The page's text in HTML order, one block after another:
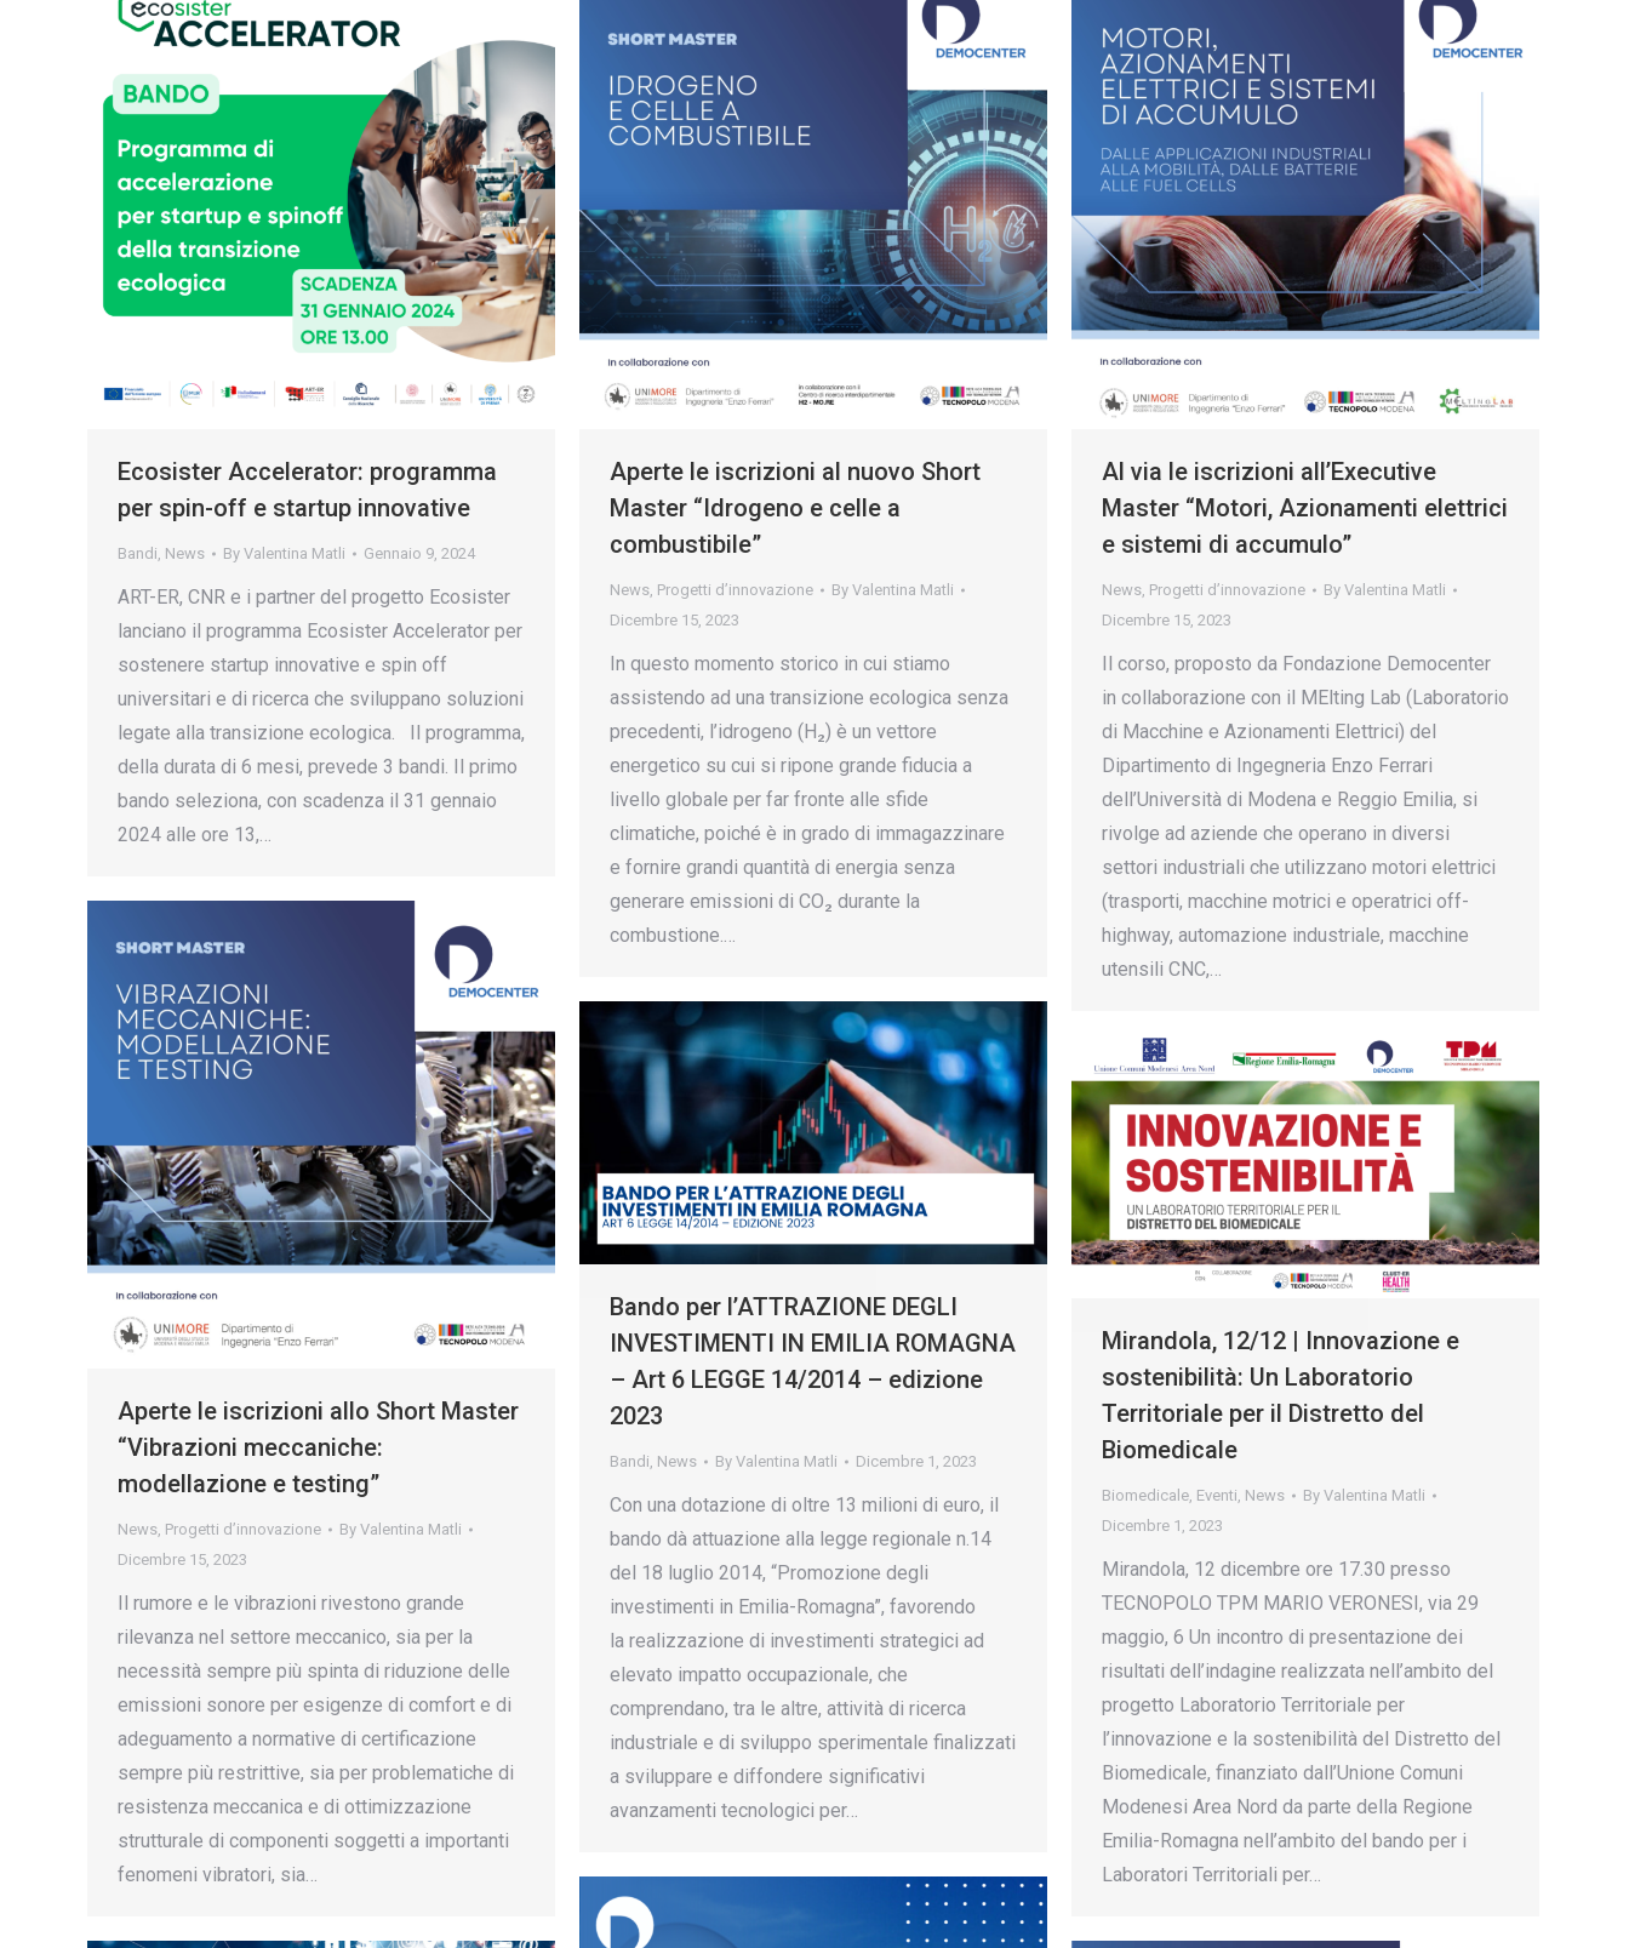
Ecosister Accelerator: programma
per spin-off e startup innovative
Bandi, News By Valentina Matli Gennaio 9, 2024
ART-ER, CNR e i partner del progetto Ecosister
lanciano il programma Ecosister Accelerator per
sostenere startup innovative e spin off
universitari e di ricerca che sviluppano soluzioni
legate alla transizione ecologica. Il programma,
della durata di 6 mesi, prevede 3 bandi. Il primo
bando seleziona, con scadenza il 31 gennaio
2024 alle ore 13,…
Aperte le iscrizioni al nuovo Short
Master “Idrogeno e celle a
combustibile”
News, Progetti d’innovazione By Valentina Matli
Dicembre 15, 2023
In questo momento storico in cui stiamo
assistendo ad una transizione ecologica senza
precedenti, l’idrogeno (H₂) è un vettore
energetico su cui si ripone grande fiducia a
livello globale per far fronte alle sfide
climatiche, poiché è in grado di immagazzinare
e fornire grandi quantità di energia senza
generare emissioni di CO₂ durante la
combustione.…
Al via le iscrizioni all’Executive
Master “Motori, Azionamenti elettrici
e sistemi di accumulo”
News, Progetti d’innovazione By Valentina Matli
Dicembre 15, 2023
Il corso, proposto da Fondazione Democenter
in collaborazione con il MElting Lab (Laboratorio
di Macchine e Azionamenti Elettrici) del
Dipartimento di Ingegneria Enzo Ferrari
dell’Università di Modena e Reggio Emilia, si
rivolge ad aziende che operano in diversi
settori industriali che utilizzano motori elettrici
(trasporti, macchine motrici e operatrici off-
highway, automazione industriale, macchine
utensili CNC,…
Aperte le iscrizioni allo Short Master
“Vibrazioni meccaniche:
modellazione e testing”
News, Progetti d’innovazione By Valentina Matli
Dicembre 15, 2023
Il rumore e le vibrazioni rivestono grande
rilevanza nel settore meccanico, sia per la
necessità sempre più spinta di riduzione delle
emissioni sonore per esigenze di comfort e di
adeguamento a normative di certificazione
sempre più restrittive, sia per problematiche di
resistenza meccanica e di ottimizzazione
strutturale di componenti soggetti a importanti
fenomeni vibratori, sia…
Bando per l’ATTRAZIONE DEGLI
INVESTIMENTI IN EMILIA ROMAGNA
– Art 6 LEGGE 14/2014 – edizione
2023
Bandi, News By Valentina Matli Dicembre 1, 2023
Con una dotazione di oltre 13 milioni di euro, il
bando dà attuazione alla legge regionale n.14
del 18 luglio 2014, “Promozione degli
investimenti in Emilia-Romagna”, favorendo
la realizzazione di investimenti strategici ad
elevato impatto occupazionale, che
comprendano, tra le altre, attività di ricerca
industriale e di sviluppo sperimentale finalizzati
a sviluppare e diffondere significativi
avanzamenti tecnologici per…
Mirandola, 12/12 | Innovazione e
sostenibilità: Un Laboratorio
Territoriale per il Distretto del
Biomedicale
Biomedicale, Eventi, News By Valentina Matli
Dicembre 1, 2023
Mirandola, 12 dicembre ore 17.30 presso
TECNOPOLO TPM MARIO VERONESI, via 29
maggio, 6 Un incontro di presentazione dei
risultati dell’indagine realizzata nell’ambito del
progetto Laboratorio Territoriale per
l’innovazione e la sostenibilità del Distretto del
Biomedicale, finanziato dall’Unione Comuni
Modenesi Area Nord da parte della Regione
Emilia-Romagna nell’ambito del bando per i
Laboratori Territoriali per…